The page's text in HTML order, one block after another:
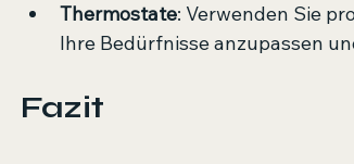
Thermostate: Verwenden Sie
Ihre Bedürfnisse anzupassen
Fazit